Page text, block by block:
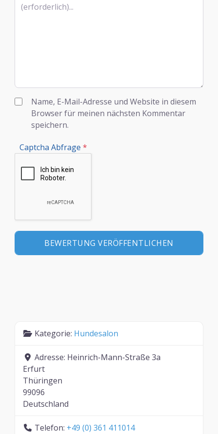
Name, E-Mail-Adresse und Website in diesem
Browser für meinen nächsten Kommentar
speichern.
Captcha Abfrage *
Kategorie: Hundesalon
Adresse: Heinrich-Mann-Straße 3a
Erfurt
Thüringen
99096
Deutschland
Telefon: +49 (0) 361 411014